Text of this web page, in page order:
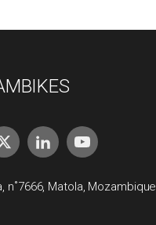
n˚7666, Matola, Mozambique